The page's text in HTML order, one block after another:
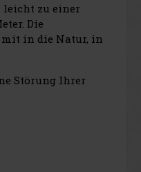
leicht zu einer
Die
mit in die Natur, in
Störung Ihrer